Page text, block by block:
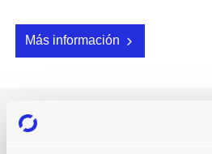
Más información